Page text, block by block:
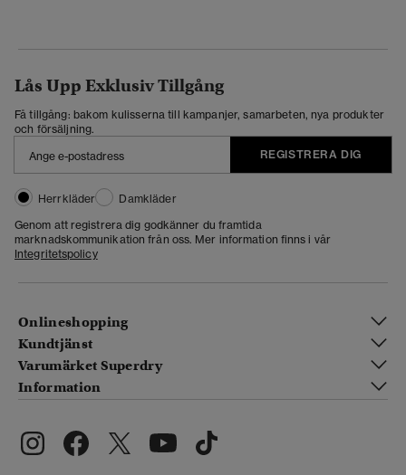
Lås Upp Exklusiv Tillgång
Få tillgång: bakom kulisserna till kampanjer, samarbeten, nya produkter
och försäljning.
REGISTRERA DIG
Herrkläder
Damkläder
Genom att registrera dig godkänner du framtida
marknadskommunikation från oss. Mer information finns i vår
Integritetspolicy
Onlineshopping
Kundtjänst
Varumärket Superdry
Information